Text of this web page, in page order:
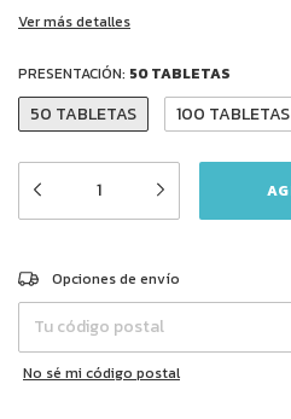
Ver más detalles
PRESENTACIÓN: 50 TABLETAS
50 TABLETAS 100 TABLETAS
Entregas para el CP:
Opciones de envío
No sé mi código postal